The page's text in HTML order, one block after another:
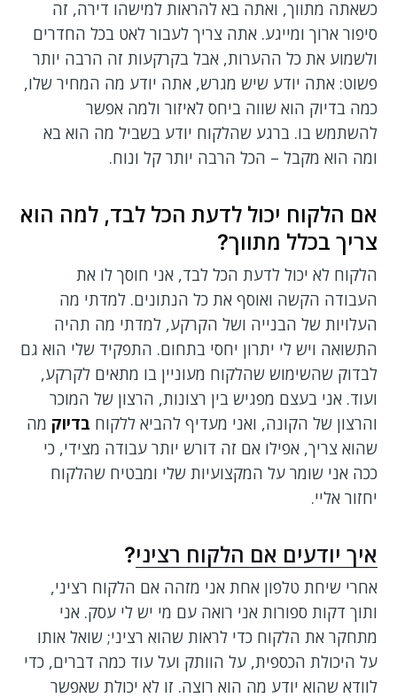
כשאתה מתווך, ואתה בא להראות למישהו דירה, זה
סיפור ארוך ומייגע. אתה צריך לעבור לאט בכל החדרים
ולשמוע את כל ההערות, אבל בקרקעות זה הרבה יותר
פשוט: אתה יודע שיש מגרש, אתה יודע מה המחיר שלו,
כמה בדיוק הוא שווה ביחס לאיזור ולמה אפשר
להשתמש בו. ברגע שהלקוח יודע בשביל מה הוא בא
ומה הוא מקבל – הכל הרבה יותר קל ונוח.
אם הלקוח יכול לדעת הכל לבד, למה הוא
צריך בכלל מתווך?
הלקוח לא יכול לדעת הכל לבד, אני חוסך לו את
העבודה הקשה ואוסף את כל הנתונים. למדתי מה
העלויות של הבנייה ושל הקרקע, למדתי מה תהיה
התשואה ויש לי יתרון יחסי בתחום. התפקיד שלי הוא גם
לבדוק שהשימוש שהלקוח מעוניין בו מתאים לקרקע,
ועוד. אני בעצם מפגיש בין רצונות, הרצון של המוכר
והרצון של הקונה, ואני מעדיף להביא ללקוח בדיוק מה
שהוא צריך, אפילו אם זה דורש יותר עבודה מצידי, כי
ככה אני שומר על המקצועיות שלי ומבטיח שהלקוח
יחזור אליי.
איך יודעים אם הלקוח רציני?
אחרי שיחת טלפון אחת אני מזהה אם הלקוח רציני,
ותוך דקות ספורות אני רואה עם מי יש לי עסק. אני
מתחקר את הלקוח כדי לראות שהוא רציני; שואל אותו
על היכולת הכספית, על הוותק ועל עוד כמה דברים, כדי
לוודא שהוא יודע מה הוא רוצה. זו לא יכולת שאפשר